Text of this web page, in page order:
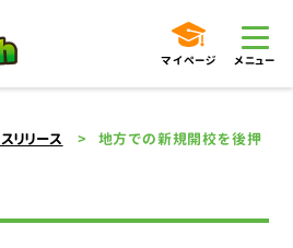
マイページ メニュー
リリース
地方での新規開校を後押